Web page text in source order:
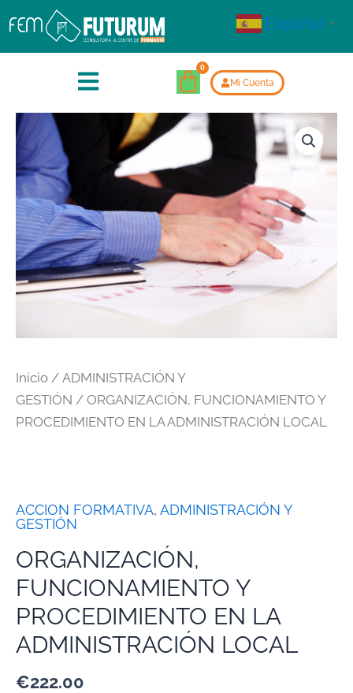
Mi Cuenta
Inicio / ADMINISTRACIÓN Y
GESTIÓN / ORGANIZACIÓN, FUNCIONAMIENTO Y
PROCEDIMIENTO EN LA ADMINISTRACIÓN LOCAL
ACCION FORMATIVA, ADMINISTRACIÓN Y
GESTIÓN
ORGANIZACIÓN,
FUNCIONAMIENTO Y
PROCEDIMIENTO EN LA
ADMINISTRACIÓN LOCAL
€222.00
Español ▼